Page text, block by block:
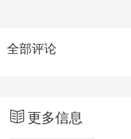
全部评论
更多信息